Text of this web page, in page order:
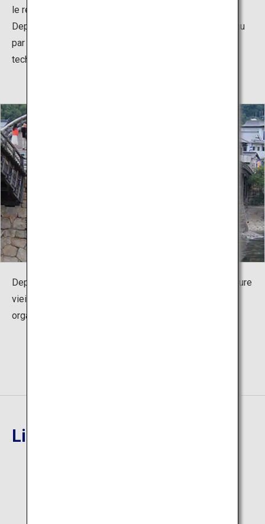
le reconstruire à l'aide de techniques traditionnelles.
Depuis plusieurs années, le pont Kintaikyo est entretenu
par de célèbres maîtres charpentiers qui utilisent des
techniques transmises depuis l'ère Edo (1603–1868).
Depuis la rive, vous pouvez observer en détail la structure
vieille de 300 ans. Les événements d'illumination
organisés chaque année sont magnifiques.
Lieu